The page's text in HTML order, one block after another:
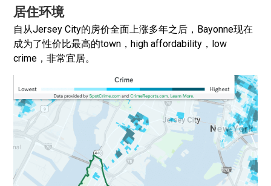
居住环境
自从Jersey City的房价全面上涨多年之后，Bayonne现在
成为了性价比最高的town，high affordability，low
crime，非常宜居。